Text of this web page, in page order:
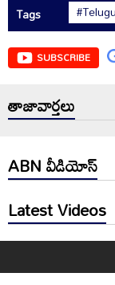
Tags
SUBSCRIBE
తాజావార్తలు
ABN వీడియోస్
Latest Videos